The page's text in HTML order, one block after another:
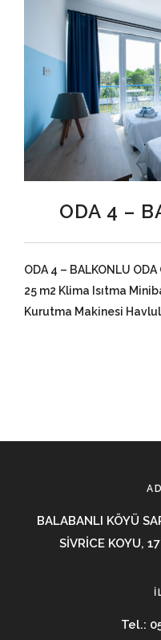
ODA 4 –
ODA 4 – BALKONLU
25 m2 Klima Isıtma
Kurutma Makinesi
BALABANLI KÖYÜ
SİVRİCE KOYU,
Tel.: